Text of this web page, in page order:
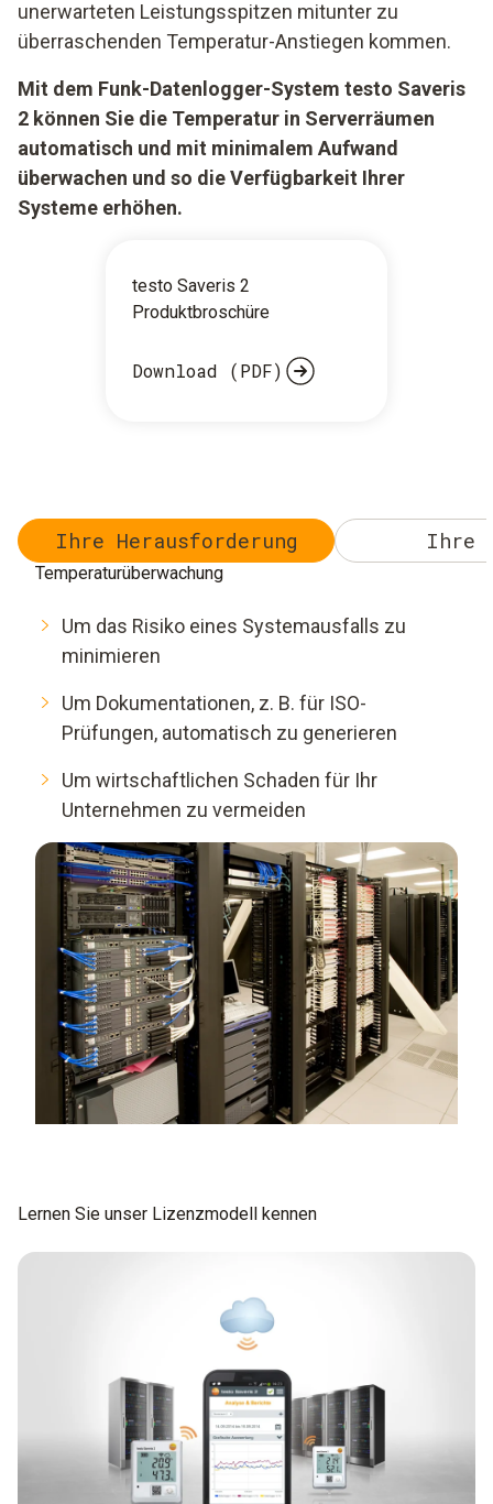
unerwarteten Leistungsspitzen mitunter zu
überraschenden Temperatur-Anstiegen kommen.
Mit dem Funk-Datenlogger-System testo Saveris
2 können Sie die Temperatur in Serverräumen
automatisch und mit minimalem Aufwand
überwachen und so die Verfügbarkeit Ihrer
Systeme erhöhen.
testo Saveris 2
Produktbroschüre
Download (PDF)
Ihre Herausforderung Ihre
Temperaturüberwachung
Um das Risiko eines Systemausfalls zu
minimieren
Um Dokumentationen, z. B. für ISO-
Prüfungen, automatisch zu generieren
Um wirtschaftlichen Schaden für Ihr
Unternehmen zu vermeiden
Lernen Sie unser Lizenzmodell kennen